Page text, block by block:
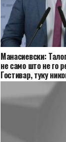
Манасиевски:
не само што не го
Гостивар, туку
одговорност